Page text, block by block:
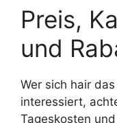
Preis,
und
Wer sich hair das
interessiert,
Tageskosten